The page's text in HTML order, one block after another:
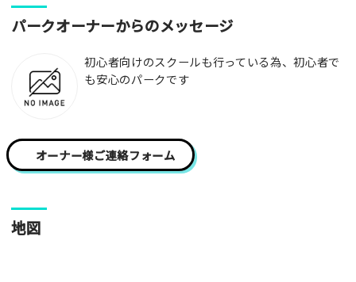
[text photo1alt placeholder "写真の解説※任意]
写真
[text photo3alt placeholder "写真の解説※任意]
パークオーナーからのメッセージ
初心者向けのスクールも行っている為、初心者で
も安心のパークです
オーナー様ご連絡フォーム
地図